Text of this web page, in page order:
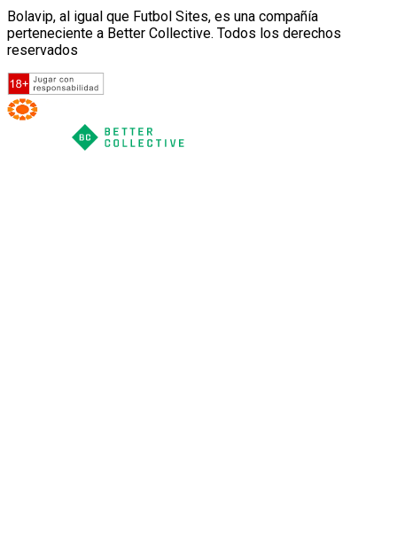
Bolavip, al igual que Futbol Sites, es una compañía
perteneciente a Better Collective. Todos los derechos
reservados